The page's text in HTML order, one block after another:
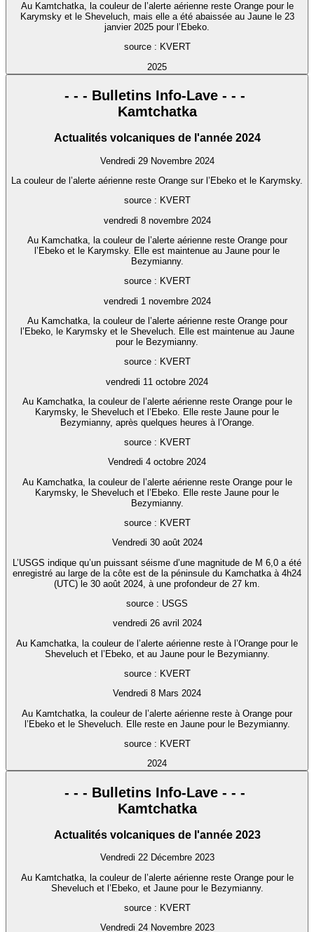
Au Kamtchatka, la couleur de l’alerte aérienne reste Orange pour le
Karymsky et le Sheveluch, mais elle a été abaissée au Jaune le 23
janvier 2025 pour l’Ebeko.
source : KVERT
2025
- - - Bulletins Info-Lave - - -
Kamtchatka
Actualités volcaniques de l'année 2024
Vendredi 29 Novembre 2024
La couleur de l’alerte aérienne reste Orange sur l’Ebeko et le Karymsky.
source : KVERT
vendredi 8 novembre 2024
Au Kamchatka, la couleur de l’alerte aérienne reste Orange pour
l’Ebeko et le Karymsky. Elle est maintenue au Jaune pour le
Bezymianny.
source : KVERT
vendredi 1 novembre 2024
Au Kamchatka, la couleur de l’alerte aérienne reste Orange pour
l’Ebeko, le Karymsky et le Sheveluch. Elle est maintenue au Jaune
pour le Bezymianny.
source : KVERT
vendredi 11 octobre 2024
Au Kamchatka, la couleur de l’alerte aérienne reste Orange pour le
Karymsky, le Sheveluch et l’Ebeko. Elle reste Jaune pour le
Bezymianny, après quelques heures à l’Orange.
source : KVERT
Vendredi 4 octobre 2024
Au Kamchatka, la couleur de l’alerte aérienne reste Orange pour le
Karymsky, le Sheveluch et l’Ebeko. Elle reste Jaune pour le
Bezymianny.
source : KVERT
Vendredi 30 août 2024
L’USGS indique qu’un puissant séisme d’une magnitude de M 6,0 a été
enregistré au large de la côte est de la péninsule du Kamchatka à 4h24
(UTC) le 30 août 2024, à une profondeur de 27 km.
source : USGS
vendredi 26 avril 2024
Au Kamchatka, la couleur de l’alerte aérienne reste à l’Orange pour le
Sheveluch et l’Ebeko, et au Jaune pour le Bezymianny.
source : KVERT
Vendredi 8 Mars 2024
Au Kamtchatka, la couleur de l’alerte aérienne reste à Orange pour
l’Ebeko et le Sheveluch. Elle reste en Jaune pour le Bezymianny.
source : KVERT
2024
- - - Bulletins Info-Lave - - -
Kamtchatka
Actualités volcaniques de l'année 2023
Vendredi 22 Décembre 2023
Au Kamtchatka, la couleur de l’alerte aérienne reste Orange pour le
Sheveluch et l’Ebeko, et Jaune pour le Bezymianny.
source : KVERT
Vendredi 24 Novembre 2023